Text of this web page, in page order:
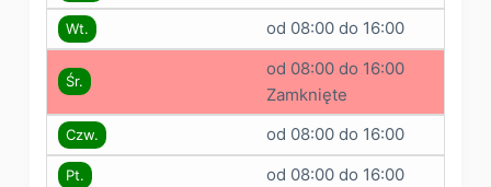
Wt. od 08:00 do 16:00
Śr.
od 08:00 do 16:00
Zamknięte
Czw. od 08:00 do 16:00
Pt. od 08:00 do 16:00